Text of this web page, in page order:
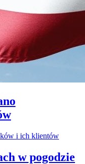
w pogodzie